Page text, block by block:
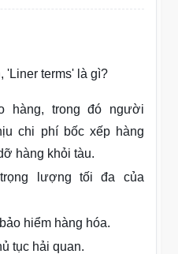
'Liner terms' là gì?
hàng, trong đó người
chi phí bốc xếp hàng
hàng khỏi tàu.
lượng tối đa của
hiểm hàng hóa.
tục hải quan.